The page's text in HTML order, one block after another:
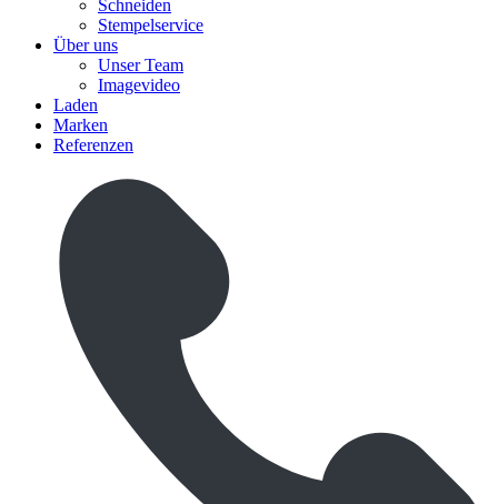
Schneiden
Stempelservice
Über uns
Unser Team
Imagevideo
Laden
Marken
Referenzen